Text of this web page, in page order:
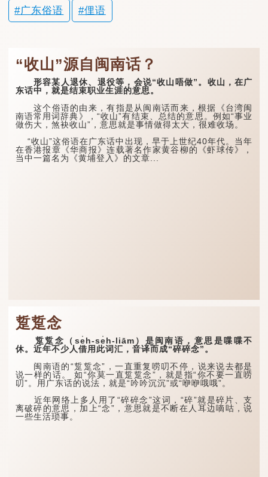
广东俗语 俚语
“收山”源自闽南话？
形容某人退休、退役等，会说“收山唔做”。收山，在广
东话中，就是结束职业生涯的意思。
这个俗语的由来，有指是从闽南话而来，根据《台湾闽
南语常用词辞典》，“收山”有结束、总结的意思。例如“事业
做伤大，煞袂收山”，意思就是事情做得太大，很难收场。
“收山”这俗语在广东话中出现，早于上世纪40年代。当年
在香港报章《华商报》连载著名作家黄谷柳的《虾球传》，
当中一篇名为《黄埔登入》的文章...
踅踅念
踅踅念（se̍h-se̍h-liām）是闽南语，意思是喋喋不
休。近年不少人借用此词汇，音译而成“碎碎念”。
闽南语的“踅踅念”，一直重复唠叨不停，说来说去都是
说一样的话。 如“你莫一直踅踅念”，就是指“你不要一直唠
叨”。用广东话的说法，就是“吟吟沉沉”或“咿咿哦哦”。
近年网络上多人用了“碎碎念”这词，“碎”就是碎片、支
离破碎的意思，加上“念”，意思就是不断在人耳边嘀咕，说
一些生活琐事。